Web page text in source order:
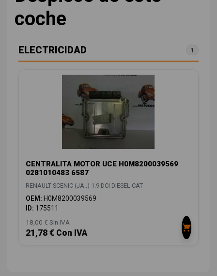
coche
ELECTRICIDAD 1
CENTRALITA MOTOR UCE H0M8200039569
0281010483 6587
RENAULT SCENIC (JA..) 1.9 DCI DIESEL CAT
OEM: H0M8200039569
ID: 175511
18,00 € Sin IVA
21,78 € Con IVA